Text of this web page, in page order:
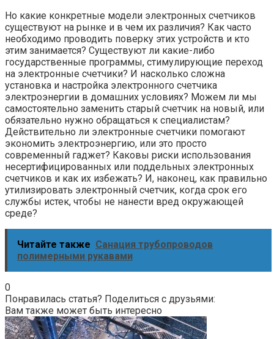
Но какие конкретные модели электронных счетчиков
существуют на рынке и в чем их различия? Как часто
необходимо проводить поверку этих устройств и кто
этим занимается? Существуют ли какие-либо
государственные программы, стимулирующие переход
на электронные счетчики? И насколько сложна
установка и настройка электронного счетчика
электроэнергии в домашних условиях? Можем ли мы
самостоятельно заменить старый счетчик на новый, или
обязательно нужно обращаться к специалистам?
Действительно ли электронные счетчики помогают
экономить электроэнергию, или это просто
современный гаджет? Каковы риски использования
несертифицированных или поддельных электронных
счетчиков и как их избежать? И, наконец, как правильно
утилизировать электронный счетчик, когда срок его
службы истек, чтобы не нанести вред окружающей
среде?
Читайте также Санация трубопроводов
полимерными рукавами
0
Понравилась статья? Поделиться с друзьями:
Вам также может быть интересно